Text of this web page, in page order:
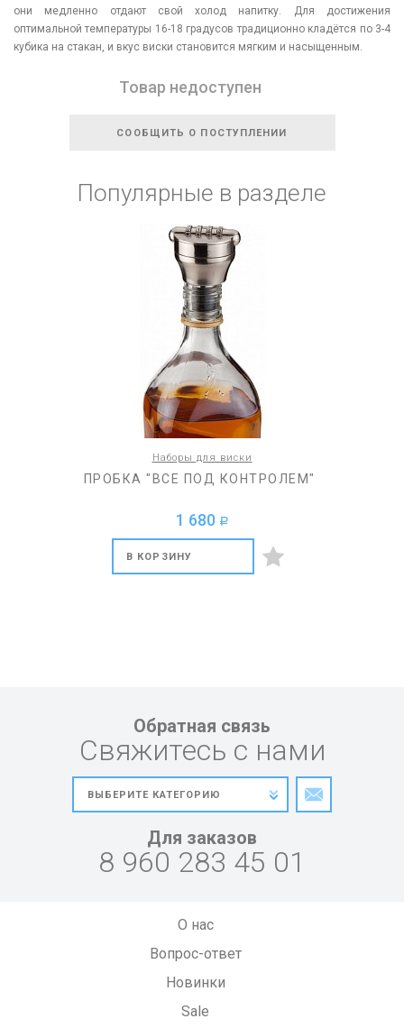
они медленно отдают свой холод напитку. Для достижения
оптимальной температуры 16-18 градусов традиционно кладётся по 3-4
кубика на стакан, и вкус виски становится мягким и насыщенным.
Товар недоступен
СООБЩИТЬ О ПОСТУПЛЕНИИ
Популярные в разделе
Наборы для виски
ПРОБКА "ВСЕ ПОД КОНТРОЛЕМ"
1 680 a
В КОРЗИНУ
Обратная связь
Свяжитесь с нами
Для заказов
8 960 283 45 01
О нас
Вопрос-ответ
Новинки
Sale